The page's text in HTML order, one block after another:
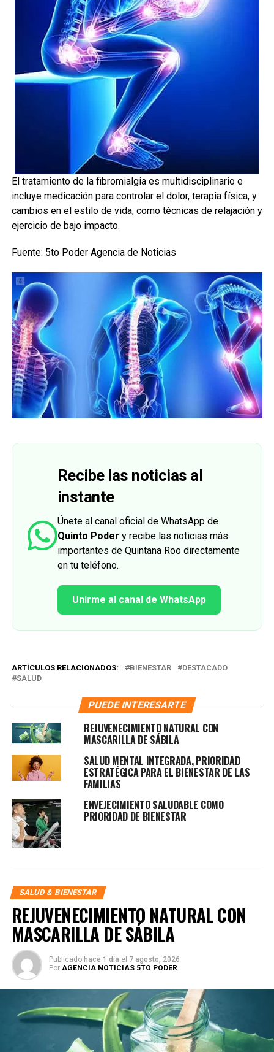
El tratamiento de la fibromialgia es multidisciplinario e
incluye medicación para controlar el dolor, terapia física, y
cambios en el estilo de vida, como técnicas de relajación y
ejercicio de bajo impacto.
Fuente: 5to Poder Agencia de Noticias
Recibe las noticias al
instante
Únete al canal oficial de WhatsApp de
Quinto Poder y recibe las noticias más
importantes de Quintana Roo directamente
en tu teléfono.
Unirme al canal de WhatsApp
ARTÍCULOS RELACIONADOS: BIENESTAR
DESTACADO
SALUD
PUEDE INTERESARTE
REJUVENECIMIENTO NATURAL CON
MASCARILLA DE SÁBILA
SALUD MENTAL INTEGRADA, PRIORIDAD
ESTRATÉGICA PARA EL BIENESTAR DE LAS
FAMILIAS
ENVEJECIMIENTO SALUDABLE COMO
PRIORIDAD DE BIENESTAR
SALUD & BIENESTAR
REJUVENECIMIENTO NATURAL CON
MASCARILLA DE SÁBILA
Publicado hace 1 día el 7 agosto, 2026
Por AGENCIA NOTICIAS 5TO PODER